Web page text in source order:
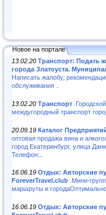
Новое на портале
13.02.20 Транспорт: Подать
города Златоуста.
Написать жалобу,
обслуживания ..
13.02.20 Транспорт
междугородный транспорт
20.09.19 Каталог
оптовая продажа вина и
город Екатеринбург, улица
Телефон:..
16.06.19 Отдых: Авторские
ForeverTravel.club .Мини-
маршруты и
16.06.19 Отдых: Авторские